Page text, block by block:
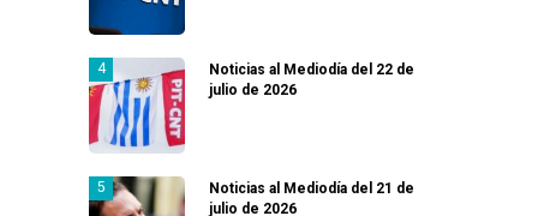
Noticias al Mediodía del 22 de
julio de 2026
Noticias al Mediodía del 21 de
julio de 2026